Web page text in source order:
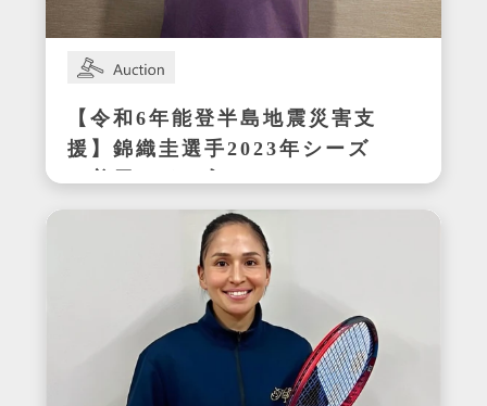
【令和6年能登半島地震災害支
援】錦織圭選手2023年シーズ
ン着用サイン入りテニスシュ
ーズ